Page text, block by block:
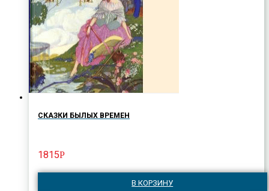
СКАЗКИ БЫЛЫХ ВРЕМЕН
1815Р
В КОРЗИНУ